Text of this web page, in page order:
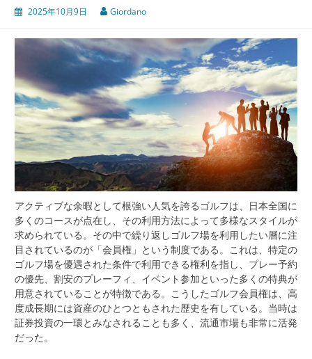
2025年10月9日 Giordano
アクティブな余暇として根強い人気を誇るゴルフは、日本全国に
多くのコースが点在し、その利用方法によって多様なスタイルが
求められている。 その中で繰り返しゴルフ場を利用したい層に注
目されているのが「会員権」という制度である。これは、特定の
ゴルフ場を優遇された条件で利用できる権利を指し、プレー予約
の優先、割安のプレーフィ、イベント参加といった多くの特典が
用意されていることが特徴である。こうしたゴルフ会員権は、高
度成長期には資産のひとつともされた歴史を有している。当時は
証券投資の一環とみなされることも多く、流通市場も非常に活発
だった。